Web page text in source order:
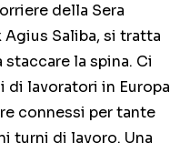
della Sera
Agius Saliba, si tratta
la spina. Ci
lavoratori in Europa
connessi per tante
turni di lavoro. Una